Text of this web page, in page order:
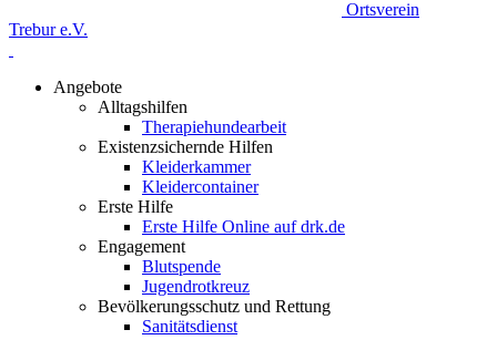
Ortsverein
Trebur e.V.
Angebote
Alltagshilfen
Therapiehundearbeit
Existenzsichernde Hilfen
Kleiderkammer
Kleidercontainer
Erste Hilfe
Erste Hilfe Online auf drk.de
Engagement
Blutspende
Jugendrotkreuz
Bevölkerungsschutz und Rettung
Sanitätsdienst